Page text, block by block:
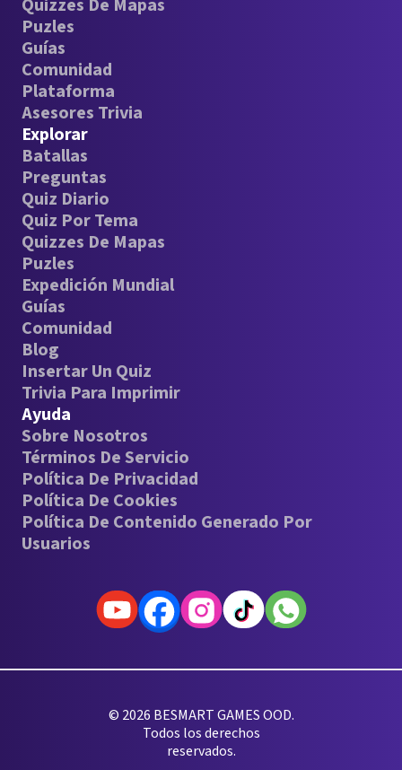
Quizzes De Mapas
Puzles
Guías
Comunidad
Plataforma
Asesores Trivia
Explorar
Batallas
Preguntas
Quiz Diario
Quiz Por Tema
Quizzes De Mapas
Puzles
Expedición Mundial
Guías
Comunidad
Blog
Insertar Un Quiz
Trivia Para Imprimir
Ayuda
Sobre Nosotros
Términos De Servicio
Política De Privacidad
Política De Cookies
Política De Contenido Generado Por
Usuarios
© 2026 BESMART GAMES OOD.
Todos los derechos
reservados.